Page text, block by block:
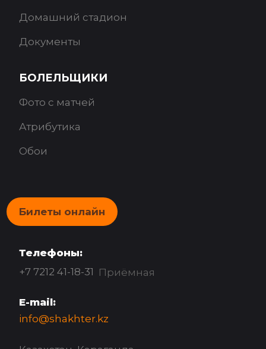
Домашний стадион
Документы
БОЛЕЛЬЩИКИ
Фото с матчей
Атрибутика
Обои
Билеты онлайн
Телефоны:
+7 7212 41-18-31 Приёмная
E-mail:
info@shakhter.kz